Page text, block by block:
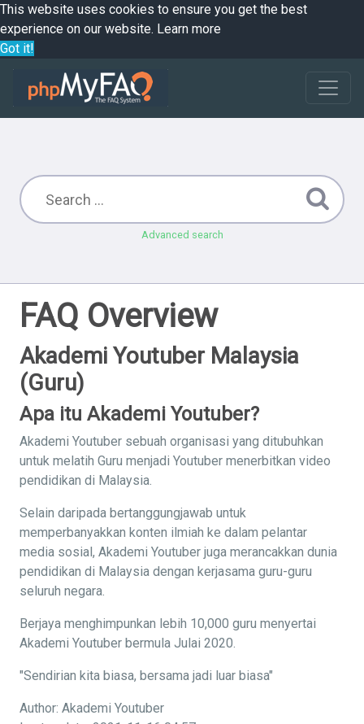
This website uses cookies to ensure you get the best
experience on our website. Learn more
Got it!
Advanced search
FAQ Overview
Akademi Youtuber Malaysia
(Guru)
Apa itu Akademi Youtuber?
Akademi Youtuber sebuah organisasi yang ditubuhkan
untuk melatih Guru menjadi Youtuber menerbitkan video
pendidikan di Malaysia.
Selain daripada bertanggungjawab untuk
memperbanyakkan konten ilmiah ke dalam pelantar
media sosial, Akademi Youtuber juga merancakkan dunia
pendidikan di Malaysia dengan kerjasama guru-guru
seluruh negara.
Berjaya menghimpunkan lebih 10,000 guru menyertai
Akademi Youtuber bermula Julai 2020.
"Sendirian kita biasa, bersama jadi luar biasa"
Author: Akademi Youtuber